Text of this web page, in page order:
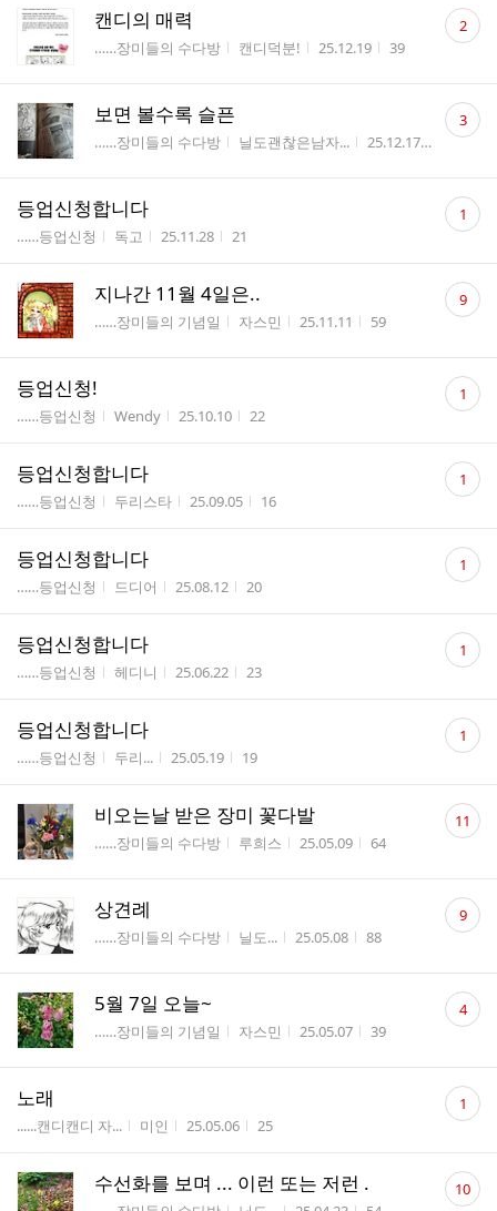
캔디의 매력
게시판명
……장미들의 수다방 작성자
캔디덕분! 작성시간
25.12.19 조회수
39
댓
글 2
보면 볼수록 슬픈
게시판명
……장미들의 수다방 작성자
닐도괜찮은남자... 작성시간
25.12.17 조회수
댓
글 3
등업신청합니다
게시판명
……등업신청 작성자
독고 작성시간
25.11.28 조회수
21
댓
글 1
지나간 11월 4일은..
게시판명
……장미들의 기념일 작성자
자스민 작성시간
25.11.11 조회수
59
댓
글 9
등업신청!
게시판명
……등업신청 작성자
Wendy 작성시간
25.10.10 조회수
22
댓
글 1
등업신청합니다
게시판명
……등업신청 작성자
두리스타 작성시간
25.09.05 조회수
16
댓
글 1
등업신청합니다
게시판명
……등업신청 작성자
드디어 작성시간
25.08.12 조회수
20
댓
글 1
등업신청합니다
게시판명
……등업신청 작성자
헤디니 작성시간
25.06.22 조회수
23
댓
글 1
등업신청합니다
게시판명
……등업신청 작성자
두리... 작성시간
25.05.19 조회수
19
댓
글 1
비오는날 받은 장미 꽃다발
게시판명
……장미들의 수다방 작성자
루희스 작성시간
25.05.09 조회수
64
댓
글11
상견례
게시판명
……장미들의 수다방 작성자
닐도... 작성시간
25.05.08 조회수
88
댓
글 9
5월 7일 오늘~
게시판명
……장미들의 기념일 작성자
자스민 작성시간
25.05.07 조회수
39
댓
글 4
노래
게시판명
......캔디캔디 자... 작성자
미인 작성시간
25.05.06 조회수
25
댓
글 1
수선화를 보며 ... 이런 또는 저런 .
댓
글10